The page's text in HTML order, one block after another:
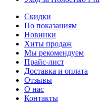
Скидки
По показаниям
Новинки
Хиты продаж
Мы рекомендуем
Прайс-лист
Доставка и оплата
Отзывы
О нас
Контакты